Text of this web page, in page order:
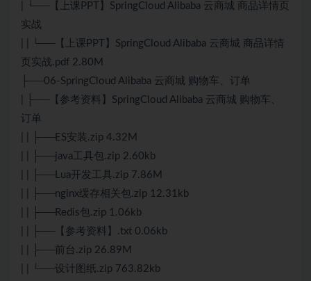
| └──【上课PPT】SpringCloud Alibaba 云商城 商品详情页
实战
| | └──【上课PPT】SpringCloud Alibaba 云商城 商品详情
页实战.pdf 2.80M
├──06-SpringCloud Alibaba 云商城 购物车、订单
| ├──【参考资料】SpringCloud Alibaba 云商城 购物车、
订单
| | ├──ES安装.zip 4.32M
| | ├──java工具包.zip 2.60kb
| | ├──Lua开发工具.zip 7.86M
| | ├──nginx缓存相关包.zip 12.31kb
| | ├──Redis包.zip 1.06kb
| | ├──【参考资料】.txt 0.06kb
| | ├──前台.zip 26.89M
| | └──设计图纸.zip 763.82kb